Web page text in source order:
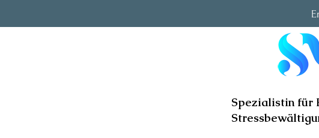
Spezialistin für